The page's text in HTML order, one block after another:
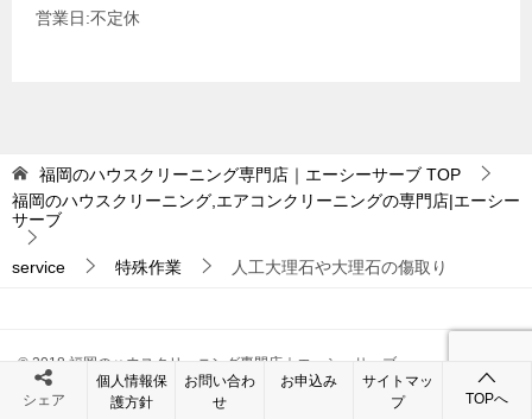
営業日:不定休
福岡のハウスクリーニング専門店｜エーシーサーブ TOP
福岡のハウスクリーニング,エアコンクリーニングの専門店|エーシー
サーブ
service 特殊作業 人工大理石や大理石の傷取り
© 2018 福岡のハウスクリーニング専門店｜エーシーサーブ
シェア
個人情報保
護方針
お問い合わ
せ
お申込み
サイトマッ
プ
TOPへ